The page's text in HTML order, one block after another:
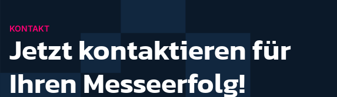
KONTAKT
Jetzt kontaktieren für
Ihren Messeerfolg!